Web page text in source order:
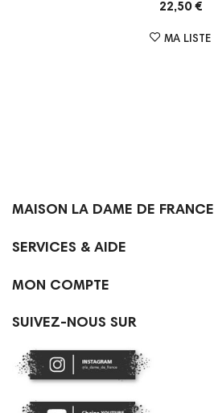
22,50 €
MA LISTE
MAISON LA DAME DE FRANCE
SERVICES & AIDE
MON COMPTE
SUIVEZ-NOUS SUR